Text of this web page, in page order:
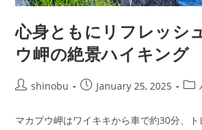
心身ともにリフレッシ
ウ岬の絶景ハイキング
shinobu January 25, 2025
マカプウ岬はワイキキから車で約30分、